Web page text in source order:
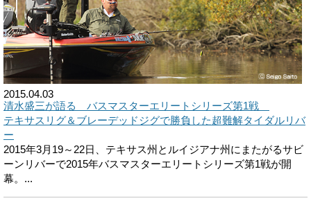
2015.04.03
清水盛三が語る バスマスターエリートシリーズ第1戦
テキサスリグ＆ブレーデッドジグで勝負した超難解タイダルリバ
ー
2015年3月19～22日、テキサス州とルイジアナ州にまたがるサビ
ーンリバーで2015年バスマスターエリートシリーズ第1戦が開
幕。...